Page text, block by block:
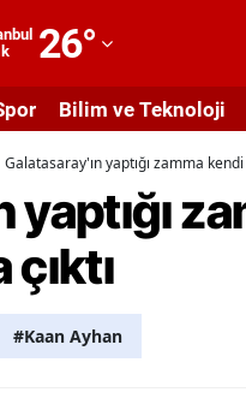
26°
Adıyaman
Afyonkarahisar
Ağrı
Amasya
Ankara
Bilim ve Teknoloji
Galatasaray'ın yaptığı zamma kendi
yaptığı
çıktı
#Kaan Ayhan